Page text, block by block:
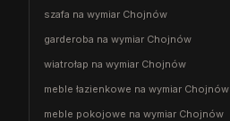
szafa na wymiar Chojnów
garderoba na wymiar Chojnów
wiatrołap na wymiar Chojnów
meble łazienkowe na wymiar Chojnów
meble pokojowe na wymiar Chojnów